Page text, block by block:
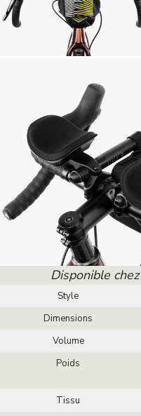
Disponible chez
Style
Dimensions
Volume
Poids
Tissu